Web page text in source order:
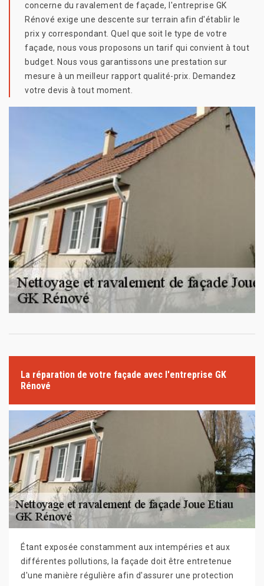
concerne du ravalement de façade, l'entreprise GK
Rénové exige une descente sur terrain afin d'établir le
prix y correspondant. Quel que soit le type de votre
façade, nous vous proposons un tarif qui convient à tout
budget. Nous vous garantissons une prestation sur
mesure à un meilleur rapport qualité-prix. Demandez
votre devis à tout moment.
La réparation de votre façade avec l'entreprise GK
Rénové
Étant exposée constamment aux intempéries et aux
différentes pollutions, la façade doit être entretenue
d'une manière régulière afin d'assurer une protection